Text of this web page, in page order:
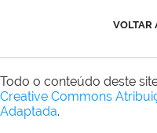
VOLTAR
Todo o conteúdo deste
Creative Commons
Adaptada.